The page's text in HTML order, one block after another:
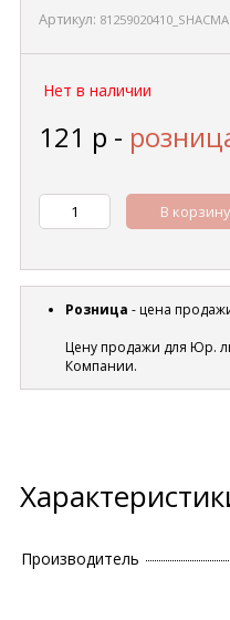
Артикул:
Нет в наличии
121 р -
В корзину
Розница - цена
Цену продажи для Юр.
Компании.
Производитель